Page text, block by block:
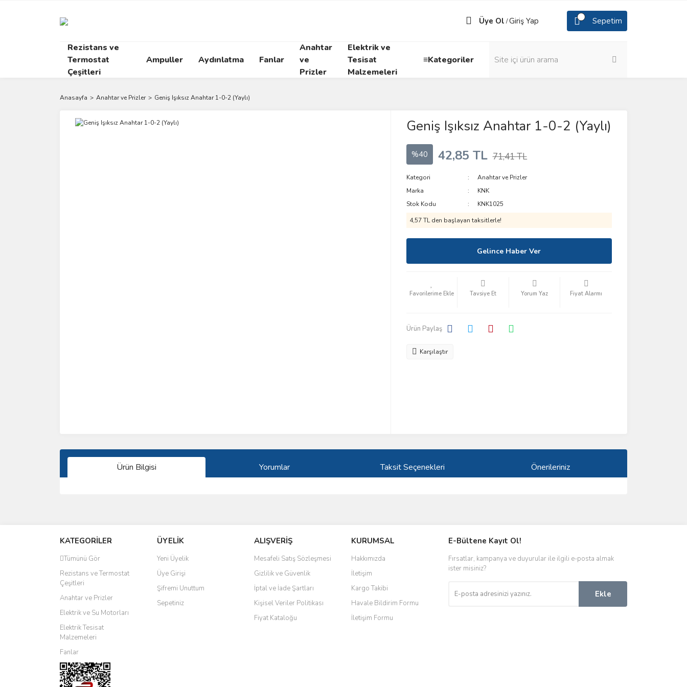
Üye Ol /Giriş Yap Sepetim
Rezistans ve
Termostat
Çeşitleri
Ampuller Aydınlatma Fanlar
Anahtar
ve
Prizler
Elektrik ve
Tesisat
Malzemeleri
≡Kategoriler
Anasayfa Anahtar ve Prizler Geniş Işıksız Anahtar 1-0-2 (Yaylı)
Geniş Işıksız Anahtar 1-0-2 (Yaylı)
%40 42,85 TL 71,41 TL
Kategori
Anahtar ve Prizler
Marka
KNK
Stok Kodu
KNK1025
4,57 TL den başlayan taksitlerle!
Gelince Haber Ver
Tavsiye Et Yorum Yaz Fiyat Alarmı
Ürün Paylaş
Karşılaştır
Ürün Bilgisi Yorumlar Taksit Seçenekleri Önerileriniz
Ürün resmi kalitesiz, bozuk veya görüntülenemiyor.
Ürün açıklamasında eksik bilgiler bulunuyor.
Ürün bilgilerinde hatalar bulunuyor.
Ürün fiyatı diğer sitelerden daha pahalı.
Bu ürüne benzer farklı alternatifler olmalı.
KATEGORİLER
Tümünü Gör
Rezistans ve Termostat
Çeşitleri
Anahtar ve Prizler
Elektrik ve Su Motorları
Elektrik Tesisat
Malzemeleri
Fanlar
ÜYELİK
Yeni Üyelik
Üye Girişi
Şifremi Unuttum
Sepetiniz
ALIŞVERİŞ
Mesafeli Satış Sözleşmesi
Gizlilik ve Güvenlik
İptal ve İade Şartları
Kişisel Veriler Politikası
Fiyat Kataloğu
KURUMSAL
Hakkımızda
İletişim
Kargo Takibi
Havale Bildirim Formu
İletişim Formu
E-Bültene Kayıt Ol!
Fırsatlar, kampanya ve duyurular ile ilgili e-posta almak
ister misiniz?
Ekle